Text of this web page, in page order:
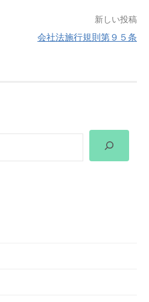
新しい投稿
会社法施行規則第９５条